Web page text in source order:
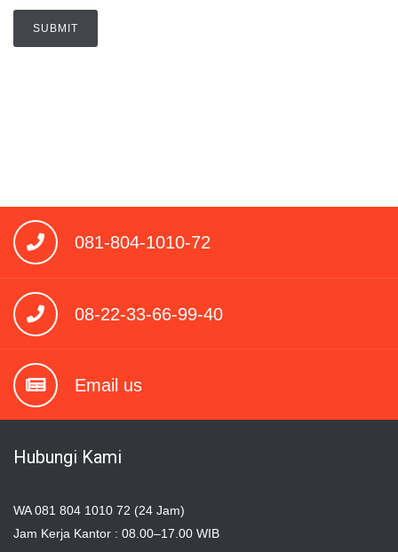
081-804-1010-72
08-22-33-66-99-40
Email us
Hubungi Kami
WA 081 804 1010 72 (24 Jam)
Jam Kerja Kantor : 08.00–17.00 WIB